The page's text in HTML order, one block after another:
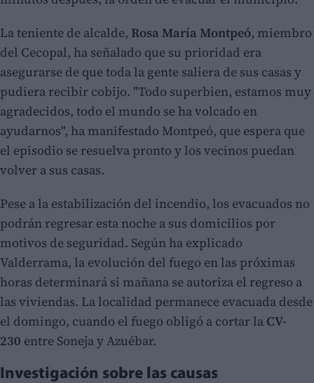
La teniente de alcalde, Rosa María Montpeó, miembro
del Cecopal, ha señalado que su prioridad era
asegurarse de que toda la gente saliera de sus casas y
pudiera recibir cobijo. "Todo superbien, estamos muy
agradecidos, todo el mundo se ha volcado en
ayudarnos", ha manifestado Montpeó, que espera que
el episodio se resuelva pronto y los vecinos puedan
volver a sus casas.
Pese a la estabilización del incendio, los evacuados no
podrán regresar esta noche a sus domicilios por
motivos de seguridad. Según ha explicado
Valderrama, la evolución del fuego en las próximas
horas determinará si mañana se autoriza el regreso a
las viviendas. La localidad permanece evacuada desde
el domingo, cuando el fuego obligó a cortar la CV-
230 entre Soneja y Azuébar.
Investigación sobre las causas